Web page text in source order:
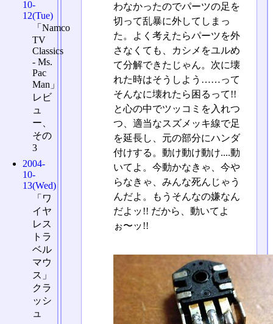
わなかったのでパーツの足を
切って乱暴に外してしまっ
た。よく考えたらパーツを外
さなくても、カシメをユルめ
て分解できたじゃん。次に壊
れた時はそうしよう……って
そんなに壊れたら困るって!!
と心の中でツッコミを入れつ
つ、適当なスズメッキ線で足
を延長し、元の部分にハンダ
付けする。動け動け動け....動
いてよ。今動かなきゃ、今や
らなきゃ、みんな死んじゃう
んだよ。もうそんなの嫌なん
だよッ!! だから、動いてよ
ぉ〜ッ!!
10-
12(Tue)
「Namco
TV
Classics
- Ms.
Pac
Man」
レビ
ュ
ー、
その
3
2004-
10-
13(Wed)
「ワ
イヤ
レス
トラ
ベル
マウ
ス」
クラ
ッシ
ュ